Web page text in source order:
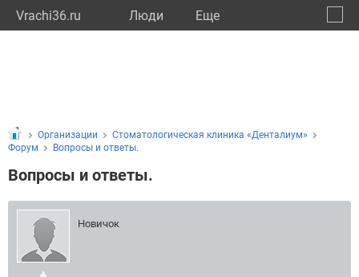
Vrachi36.ru Люди Eще
Организации
Стоматологическая клиника «Денталиум»
Форум
Вопросы и ответы.
Вопросы и ответы.
Новичок